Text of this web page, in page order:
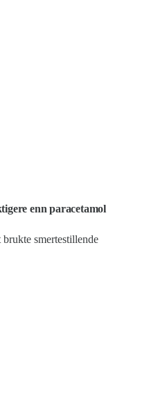
enn paracetamol
brukte smertestillende